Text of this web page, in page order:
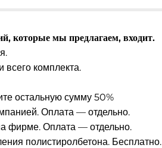
которые мы предлагаем, входит.
всего комплекта.
остальную сумму 50%
Оплата — отдельно.
фирме. Оплата — отдельно.
полистиролбетона. Бесплатно.